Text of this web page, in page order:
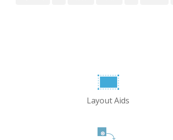
Layout Aids